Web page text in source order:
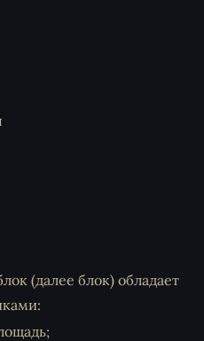
(далее блок) обладает